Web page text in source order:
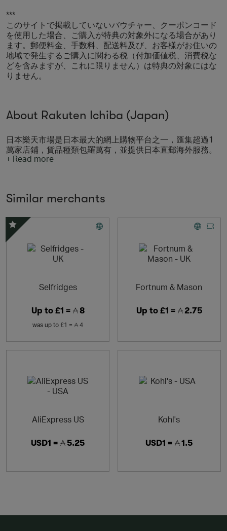
***
このサイトで掲載していないバウチャー、クーポンコード
を使用した場合、ご購入が特典の対象外になる場合があり
ます。郵便料金、手数料、配送料及び、お客様がお住いの
地域で発生するご購入に関わる税（付加価値税、消費税な
どを含みますが、これに限りません）は特典の対象にはな
りません。
About Rakuten Ichiba (Japan)
日本樂天市場是日本最大的網上購物平台之一，匯集超過1
萬家店鋪，貨品種類包羅萬有，並提供日本直郵海外服務。
the world. Supports direct shipping from Japan.
楽天市場は10,000軒以上の業者が出店し、いろいろな商品
を世界中のお客様にお届けする日本最大級のオンラインシ
ョッピングモールです。日本からダイレクトに商品をお届
けします。
+ Read more
Similar merchants
Selfridges
Up to£1 = 8
was up to £1 = 4
Special Offer
Fortnum & Mason
Up to£1 = 2.75
AliExpress US
USD1 = 5.25
Kohl's
USD1 = 1.5